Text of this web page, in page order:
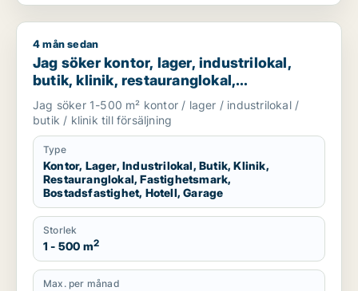
Jag söker kontor, lager, industrilokal, butik, klinik,
4 mån sedan
Jag söker kontor, lager, industrilokal,
butik, klinik, restauranglokal,
fastighetsmark, bostadsfastighet, hotell
eller garage till salu i Linköping,
Falkenberg eller Varberg m.fl.
Jag söker 1-500 m² kontor / lager / industrilokal /
butik / klinik till försäljning
Type
Kontor, Lager, Industrilokal, Butik, Klinik,
Restauranglokal, Fastighetsmark,
Bostadsfastighet, Hotell, Garage
Storlek
1 - 500 m2
Max. per månad